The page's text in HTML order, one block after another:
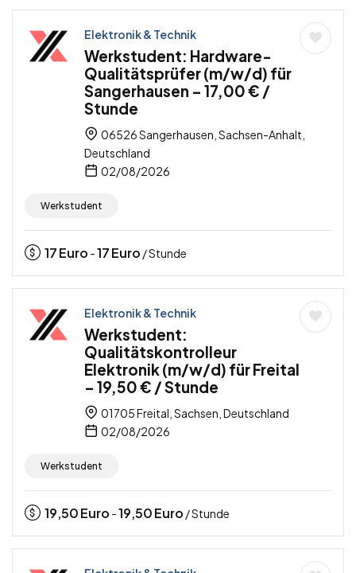
Elektronik & Technik
Werkstudent: Hardware-
Qualitätsprüfer (m/w/d) für
Sangerhausen – 17,00 € /
Stunde
06526 Sangerhausen, Sachsen-Anhalt,
Deutschland
02/08/2026
Werkstudent
17Euro -17Euro / Stunde
Elektronik & Technik
Werkstudent:
Qualitätskontrolleur
Elektronik (m/w/d) für Freital
– 19,50 € / Stunde
01705 Freital, Sachsen, Deutschland
02/08/2026
Werkstudent
19,50Euro -19,50Euro / Stunde